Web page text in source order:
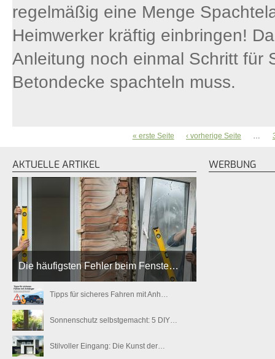
regelmäßig eine Menge
Heimwerker kräftig einbringen!
Anleitung noch einmal Schritt für
Betondecke spachteln muss.
« erste Seite ‹ vorherige Seite …
AKTUELLE ARTIKEL
Die häufigsten Fehler beim Fenste…
Tipps für sicheres Fahren mit Anh…
Sonnenschutz selbstgemacht: 5 DIY…
Stilvoller Eingang: Die Kunst der…
WERBUNG